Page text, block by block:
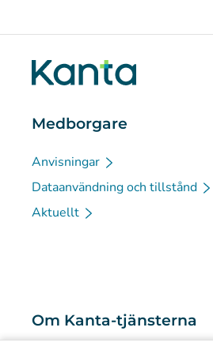
Medborgare
Anvisningar
Dataanvändning och tillstånd
Aktuellt
Om Kanta-tjänsterna